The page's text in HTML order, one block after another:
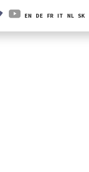
EN DE FR IT NL SK